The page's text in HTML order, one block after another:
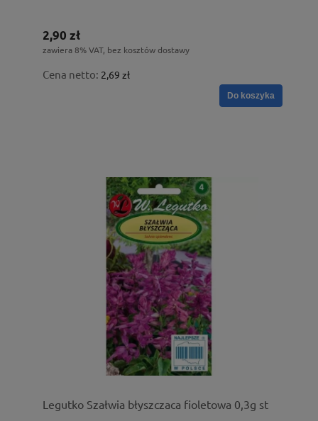
2,90 zł
zawiera 8% VAT, bez kosztów dostawy
Cena netto: 2,69 zł
Do koszyka
Legutko Szałwia błyszczaca fioletowa 0,3g st